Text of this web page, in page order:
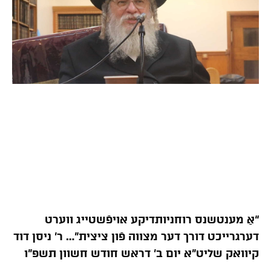
“אַ מענטשנס רוחניותדיקע אויפֿשטייג ווערט
דערגרייכט דורך דער מצווה פֿון ציצית”… ר’ ניסן דוד
קיוואק שליט”א יום ב’ דראש חודש חשוון תשפ”ו